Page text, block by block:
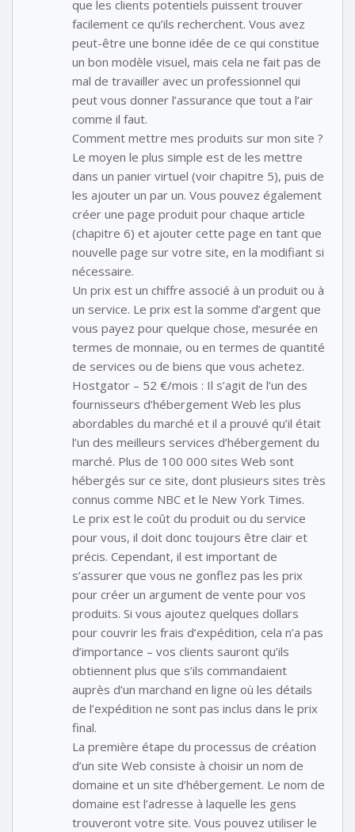
que les clients potentiels puissent trouver
facilement ce qu’ils recherchent. Vous avez
peut-être une bonne idée de ce qui constitue
un bon modèle visuel, mais cela ne fait pas de
mal de travailler avec un professionnel qui
peut vous donner l’assurance que tout a l’air
comme il faut.
Comment mettre mes produits sur mon site ?
Le moyen le plus simple est de les mettre
dans un panier virtuel (voir chapitre 5), puis de
les ajouter un par un. Vous pouvez également
créer une page produit pour chaque article
(chapitre 6) et ajouter cette page en tant que
nouvelle page sur votre site, en la modifiant si
nécessaire.
Un prix est un chiffre associé à un produit ou à
un service. Le prix est la somme d’argent que
vous payez pour quelque chose, mesurée en
termes de monnaie, ou en termes de quantité
de services ou de biens que vous achetez.
Hostgator – 52 €/mois : Il s’agit de l’un des
fournisseurs d’hébergement Web les plus
abordables du marché et il a prouvé qu’il était
l’un des meilleurs services d’hébergement du
marché. Plus de 100 000 sites Web sont
hébergés sur ce site, dont plusieurs sites très
connus comme NBC et le New York Times.
Le prix est le coût du produit ou du service
pour vous, il doit donc toujours être clair et
précis. Cependant, il est important de
s’assurer que vous ne gonflez pas les prix
pour créer un argument de vente pour vos
produits. Si vous ajoutez quelques dollars
pour couvrir les frais d’expédition, cela n’a pas
d’importance – vos clients sauront qu’ils
obtiennent plus que s’ils commandaient
auprès d’un marchand en ligne où les détails
de l’expédition ne sont pas inclus dans le prix
final.
La première étape du processus de création
d’un site Web consiste à choisir un nom de
domaine et un site d’hébergement. Le nom de
domaine est l’adresse à laquelle les gens
trouveront votre site. Vous pouvez utiliser le